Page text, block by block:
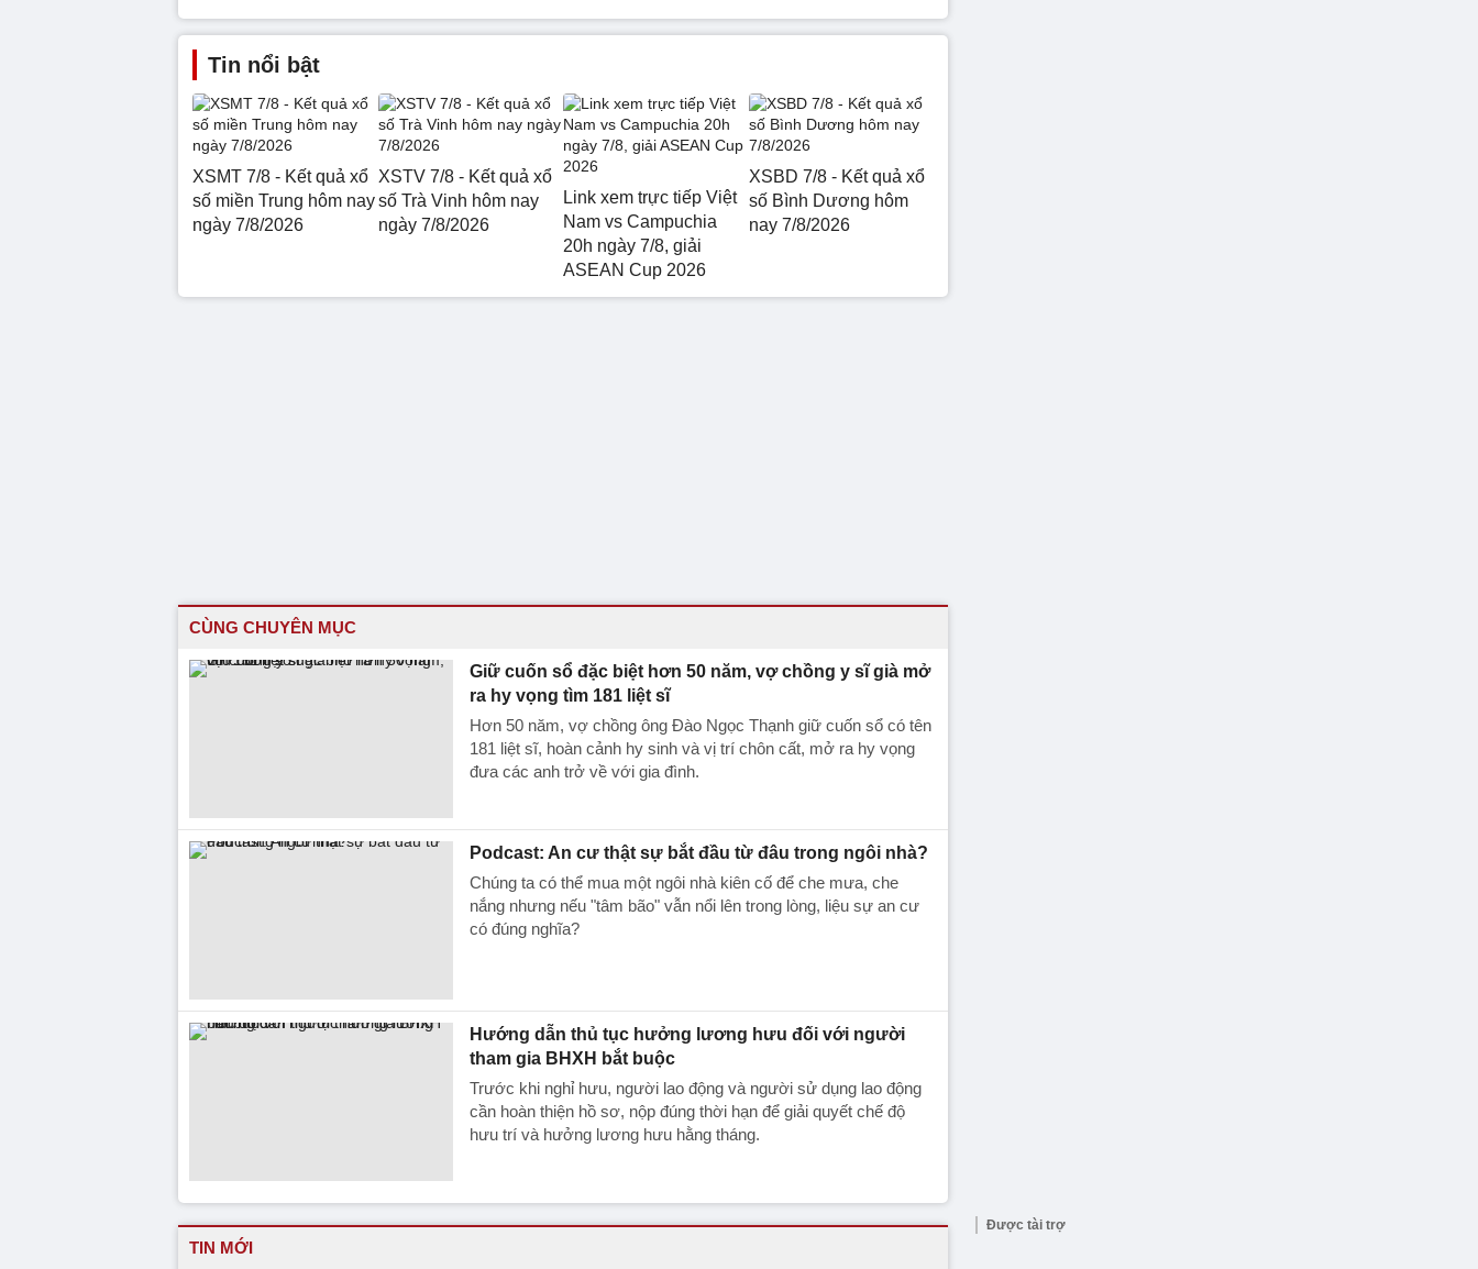
Tin nổi bật
XSMT 7/8 - Kết quả xổ
số miền Trung hôm nay
ngày 7/8/2026
XSTV 7/8 - Kết quả xổ
số Trà Vinh hôm nay
ngày 7/8/2026
Link xem trực tiếp Việt
Nam vs Campuchia
20h ngày 7/8, giải
ASEAN Cup 2026
XSBD 7/8 - Kết quả xổ
số Bình Dương hôm
nay 7/8/2026
CÙNG CHUYÊN MỤC
Giữ cuốn sổ đặc biệt hơn 50 năm, vợ chồng y sĩ già mở
ra hy vọng tìm 181 liệt sĩ
Hơn 50 năm, vợ chồng ông Đào Ngọc Thạnh giữ cuốn sổ có tên
181 liệt sĩ, hoàn cảnh hy sinh và vị trí chôn cất, mở ra hy vọng
đưa các anh trở về với gia đình.
Podcast: An cư thật sự bắt đầu từ đâu trong ngôi nhà?
Chúng ta có thể mua một ngôi nhà kiên cố để che mưa, che
nắng nhưng nếu "tâm bão" vẫn nổi lên trong lòng, liệu sự an cư
có đúng nghĩa?
Hướng dẫn thủ tục hưởng lương hưu đối với người
tham gia BHXH bắt buộc
Trước khi nghỉ hưu, người lao động và người sử dụng lao động
cần hoàn thiện hồ sơ, nộp đúng thời hạn để giải quyết chế độ
hưu trí và hưởng lương hưu hằng tháng.
TIN MỚI
Được tài trợ